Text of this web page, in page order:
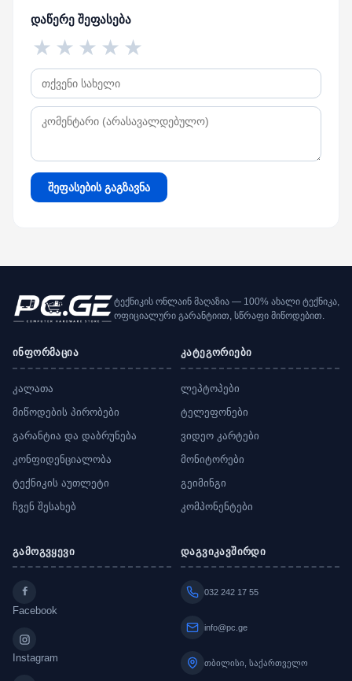
დაწერე შეფასება
★
★
★
★
★
შეფასების გაგზავნა
ტექნიკის ონლაინ მაღაზია — 100% ახალი ტექნიკა,
ოფიციალური გარანტიით, სწრაფი მიწოდებით.
ინფორმაცია
კალათა
მიწოდების პირობები
გარანტია და დაბრუნება
კონფიდენციალობა
ტექნიკის აუთლეტი
ჩვენ შესახებ
კატეგორიები
ლეპტოპები
ტელეფონები
ვიდეო კარტები
მონიტორები
გეიმინგი
კომპონენტები
გამოგვყევი
Facebook
Instagram
დაგვიკავშირდი
032 242 17 55
info@pc.ge
თბილისი, საქართველო